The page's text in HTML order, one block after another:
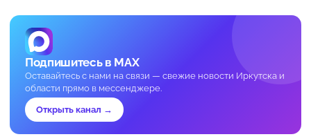
Подпишитесь в MAX
Оставайтесь с нами на связи — свежие новости Иркутска и
области прямо в мессенджере.
Открыть канал →